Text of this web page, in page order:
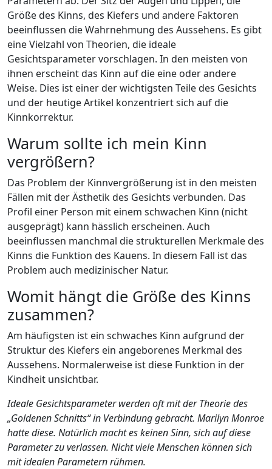
Größe des Kinns, des Kiefers und andere Faktoren
beeinflussen die Wahrnehmung des Aussehens. Es gibt
eine Vielzahl von Theorien, die ideale
Gesichtsparameter vorschlagen. In den meisten von
ihnen erscheint das Kinn auf die eine oder andere
Weise. Dies ist einer der wichtigsten Teile des Gesichts
und der heutige Artikel konzentriert sich auf die
Kinnkorrektur.
Warum sollte ich mein Kinn
vergrößern?
Das Problem der Kinnvergrößerung ist in den meisten
Fällen mit der Ästhetik des Gesichts verbunden. Das
Profil einer Person mit einem schwachen Kinn (nicht
ausgeprägt) kann hässlich erscheinen. Auch
beeinflussen manchmal die strukturellen Merkmale des
Kinns die Funktion des Kauens. In diesem Fall ist das
Problem auch medizinischer Natur.
Womit hängt die Größe des Kinns
zusammen?
Am häufigsten ist ein schwaches Kinn aufgrund der
Struktur des Kiefers ein angeborenes Merkmal des
Aussehens. Normalerweise ist diese Funktion in der
Kindheit unsichtbar.
Ideale Gesichtsparameter werden oft mit der Theorie des
„Goldenen Schnitts“ in Verbindung gebracht. Marilyn Monroe
hatte diese. Natürlich macht es keinen Sinn, sich auf diese
Parameter zu verlassen. Nicht viele Menschen können sich
mit idealen Parametern rühmen.